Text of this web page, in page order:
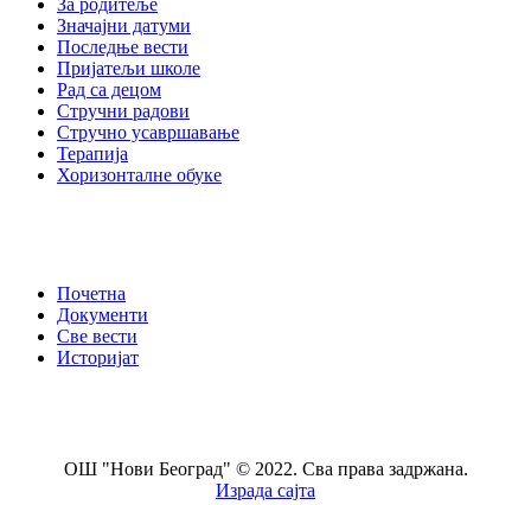
За родитеље
Значајни датуми
Последње вести
Пријатељи школе
Рад са децом
Стручни радови
Стручно усавршавање
Терапија
Хоризонталне обуке
Почетна
Документи
Све вести
Историјат
ОШ "Нови Београд" © 2022. Сва права задржана.
Израда сајта